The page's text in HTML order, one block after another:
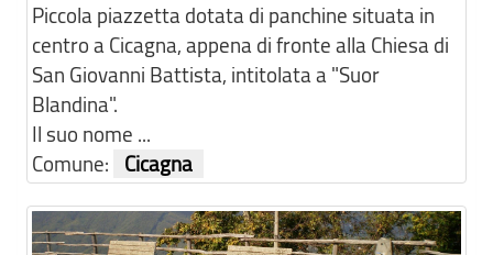
Piccola piazzetta dotata di panchine situata in
centro a Cicagna, appena di fronte alla Chiesa di
San Giovanni Battista, intitolata a "Suor
Blandina".
Il suo nome ...
Comune:
Cicagna